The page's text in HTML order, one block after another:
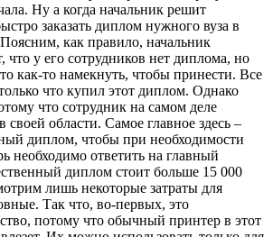
Ну а когда начальник решит
заказать диплом нужного вуза в
как правило, начальник
что у его сотрудников нет диплома, но
как-то намекнуть, чтобы принести. Все
что купил этот диплом. Однако
что сотрудник на самом деле
своей области. Самое главное здесь –
диплом, чтобы при необходимости
необходимо ответить на главный
диплом стоит больше 15 000
лишь некоторые затраты для
Так что, во-первых, это
потому что обычный принтер в этот